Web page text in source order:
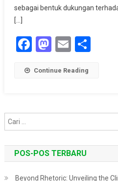
sebagai bentuk dukungan
[…]
Facebook
Mastodon
Email
Continue Reading
POS-POS TERBARU
Beyond Rhetoric: Unveiling the